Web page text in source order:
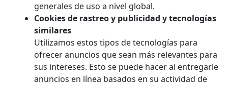
generales de uso a nivel global.
Cookies de rastreo y publicidad y tecnologías
similares
Utilizamos estos tipos de tecnologías para
ofrecer anuncios que sean más relevantes para
sus intereses. Esto se puede hacer al entregarle
anuncios en línea basados en su actividad de